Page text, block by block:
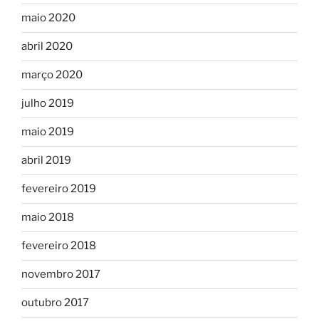
maio 2020
abril 2020
março 2020
julho 2019
maio 2019
abril 2019
fevereiro 2019
maio 2018
fevereiro 2018
novembro 2017
outubro 2017